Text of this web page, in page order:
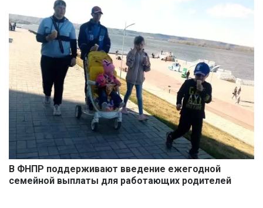
В ФНПР поддерживают введение ежегодной
семейной выплаты для работающих родителей